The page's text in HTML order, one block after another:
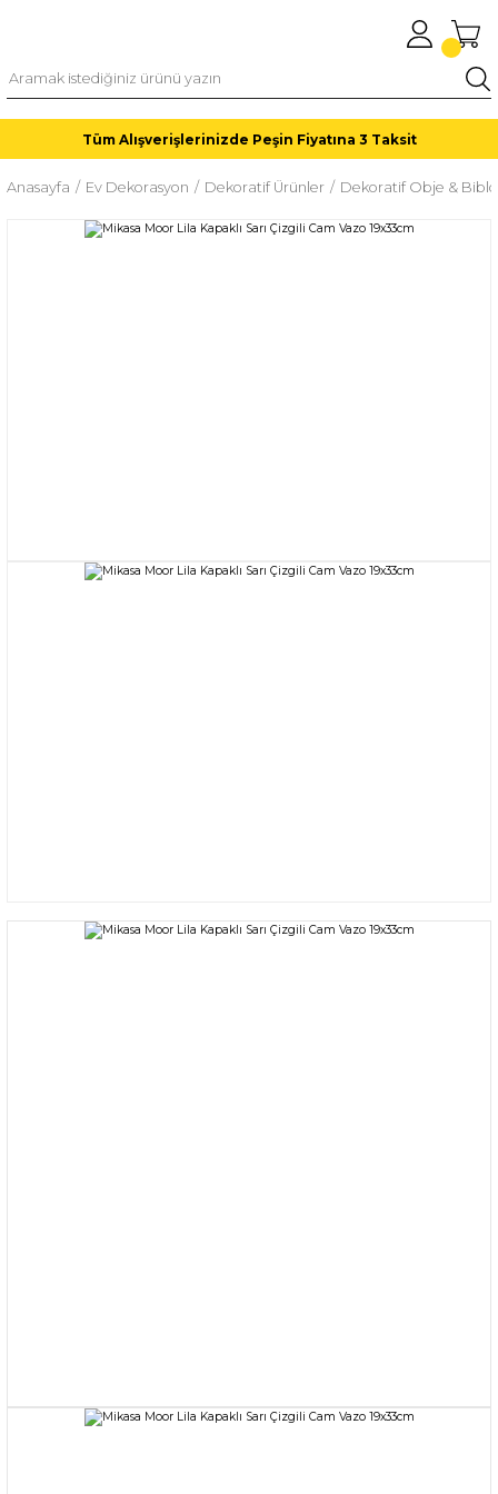
Tüm Alışverişlerinizde Peşin Fiyatına 3 Taksit
Anasayfa Ev Dekorasyon Dekoratif Ürünler Dekoratif Obje & Biblo